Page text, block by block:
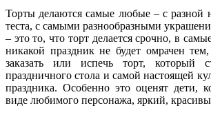
Торты делаются самые любые – с разной
теста, с самыми разнообразными
– это то, что торт делается срочно, в
никакой праздник не будет омрачен
заказать или испечь торт, который
праздничного стола и самой настоящей
праздника. Особенно это оценят дети,
виде любимого персонажа, яркий,